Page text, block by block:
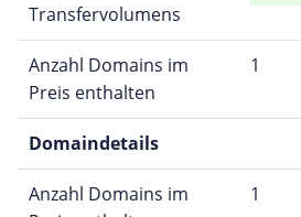
Transfervolumens
Anzahl Domains im
Preis enthalten
1
Domaindetails
Anzahl Domains im
1